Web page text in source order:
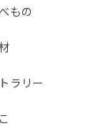
もの
ラリー